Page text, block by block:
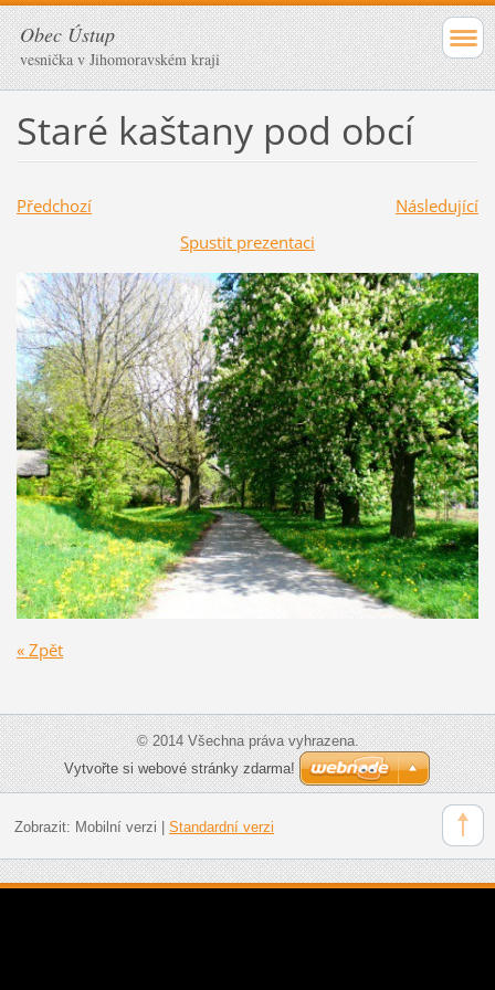
Obec Ústup
vesnička v Jihomoravském kraji
Staré kaštany pod obcí
Předchozí
Následující
Spustit prezentaci
« Zpět
© 2014 Všechna práva vyhrazena.
Vytvořte si webové stránky zdarma!
Zobrazit: Mobilní verzi | Standardní verzi